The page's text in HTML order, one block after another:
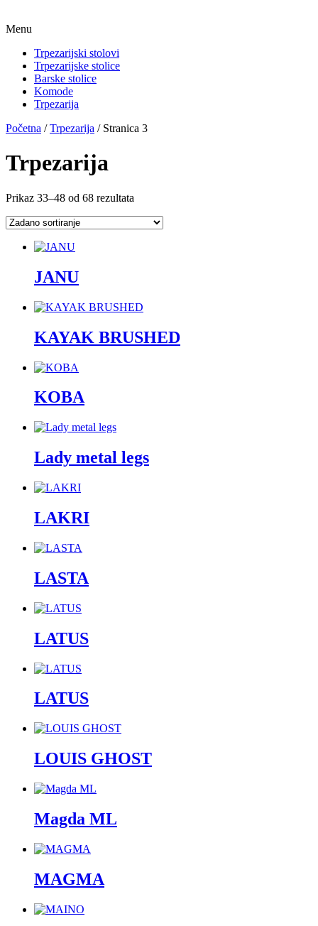
Menu
Trpezarijski stolovi
Trpezarijske stolice
Barske stolice
Komode
Trpezarija
Početna /Trpezarija / Stranica 3
Trpezarija
Prikaz 33–48 od 68 rezultata
JANU
KAYAK BRUSHED
KOBA
Lady metal legs
LAKRI
LASTA
LATUS
LATUS
LOUIS GHOST
Magda ML
MAGMA